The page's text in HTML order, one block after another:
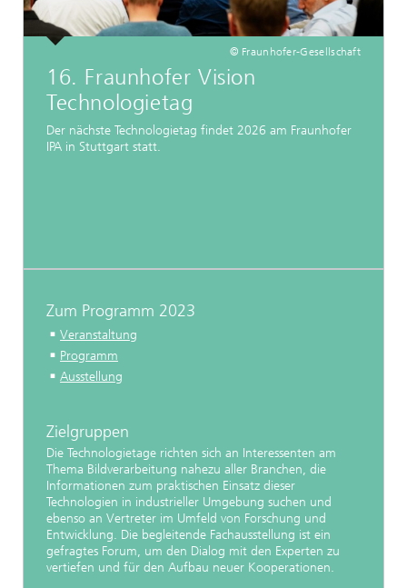
© Fraunhofer-Gesellschaft
16. Fraunhofer Vision
Technologietag
Der nächste Technologietag findet 2026 am Fraunhofer
IPA in Stuttgart statt.
Zum Programm 2023
Veranstaltung
Programm
Ausstellung
Zielgruppen
Die Technologietage richten sich an Interessenten am
Thema Bildverarbeitung nahezu aller Branchen, die
Informationen zum praktischen Einsatz dieser
Technologien in industrieller Umgebung suchen und
ebenso an Vertreter im Umfeld von Forschung und
Entwicklung. Die begleitende Fachausstellung ist ein
gefragtes Forum, um den Dialog mit den Experten zu
vertiefen und für den Aufbau neuer Kooperationen.